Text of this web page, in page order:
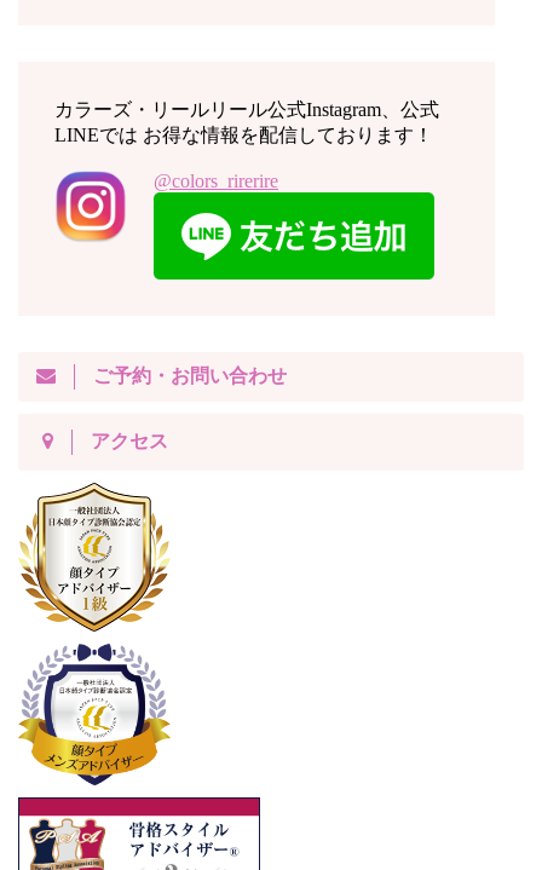
カラーズ・リールリール公式Instagram、公式
LINEでは お得な情報を配信しております！
@colors_rirerire
ご予約・お問い合わせ
アクセス